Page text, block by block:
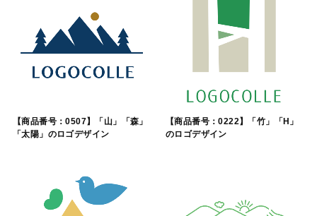
【商品番号：0507】「山」「森」
「太陽」のロゴデザイン
【商品番号：0222】「竹」「H」
のロゴデザイン